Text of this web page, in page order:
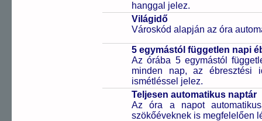
hanggal jelez.
Világidő
Városkód alapján az óra
5 egymástól független napi
Az órába 5 egymástól
minden nap, az ébresztési
ismétléssel jelez.
Teljesen automatikus naptár
Az óra a napot
szökőéveknek is megfelelően